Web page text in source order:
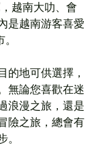
越南大叻、會
是越南游客喜愛
的地可供選擇，
無論您喜歡在迷
浪漫之旅，還是
險之旅，總會有
。